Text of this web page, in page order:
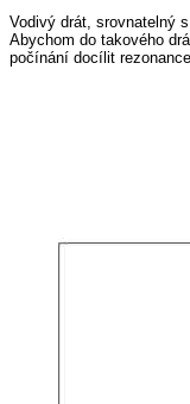
Vodivý drát, srovnatelný
Abychom do takového
počínání docílit